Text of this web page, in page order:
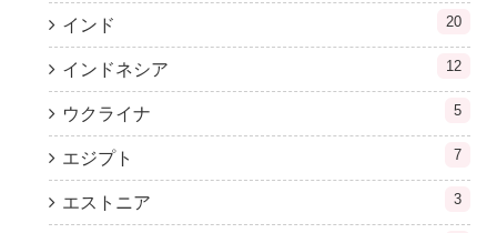
インド 20
インドネシア 12
ウクライナ 5
エジプト 7
エストニア 3